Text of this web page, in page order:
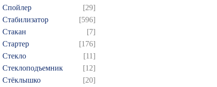
Спойлер
[29]
Стабилизатор
[596]
Стакан
[7]
Стартер
[176]
Стекло
[11]
Стеклоподъемник
[12]
Стёклышко
[20]